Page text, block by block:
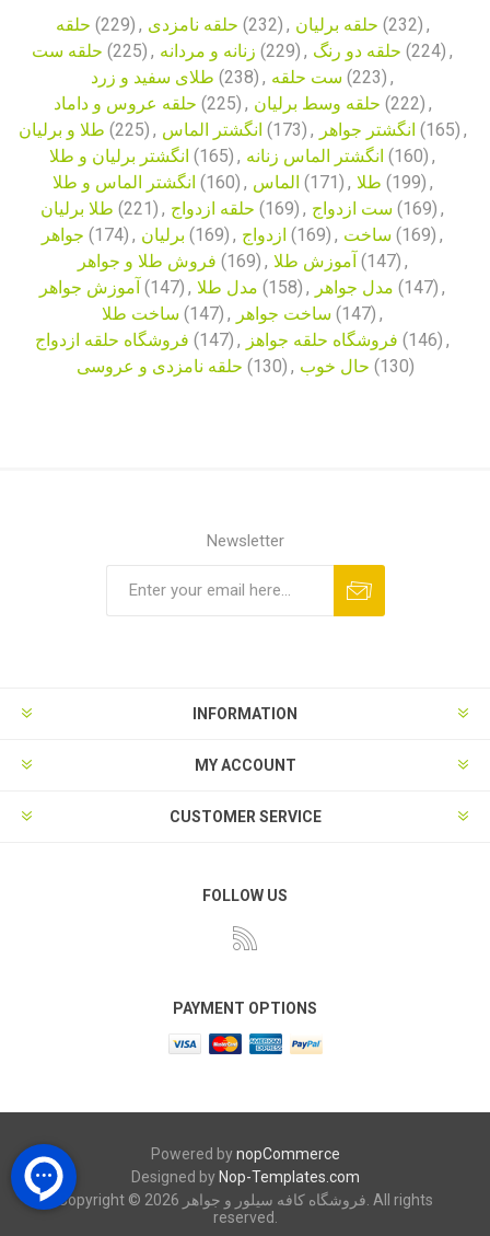
حلقه (229) , حلقه نامزدی (232) , حلقه برلیان (232) ,
حلقه ست (225) , زنانه و مردانه (229) , حلقه دو رنگ (224) ,
طلای سفید و زرد (238) , ست حلقه (223) ,
حلقه عروس و داماد (225) , حلقه وسط برلیان (222) ,
طلا و برلیان (225) , انگشتر الماس (173) , انگشتر جواهر (165) ,
انگشتر برلیان و طلا (165) , انگشتر الماس زنانه (160) ,
انگشتر الماس و طلا (160) , الماس (171) , طلا (199) ,
طلا برلیان (221) , حلقه ازدواج (169) , ست ازدواج (169) ,
جواهر (174) , برلیان (169) , ازدواج (169) , ساخت (169) ,
فروش طلا و جواهر (169) , آموزش طلا (147) ,
آموزش جواهر (147) , مدل طلا (158) , مدل جواهر (147) ,
ساخت طلا (147) , ساخت جواهر (147) ,
فروشگاه حلقه ازدواج (147) , فروشگاه حلقه جواهز (146) ,
حلقه نامزدی و عروسی (130) , حال خوب (130)
Newsletter
INFORMATION
MY ACCOUNT
CUSTOMER SERVICE
FOLLOW US
PAYMENT OPTIONS
Powered bynopCommerce
Designed by Nop-Templates.com
Copyright © 2026 فروشگاه کافه سیلور و جواهر. All rights
reserved.